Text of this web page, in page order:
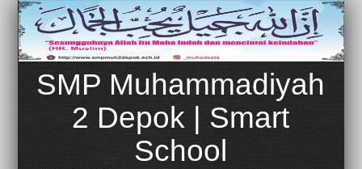
SMP Muhammadiyah
2 Depok | Smart
School